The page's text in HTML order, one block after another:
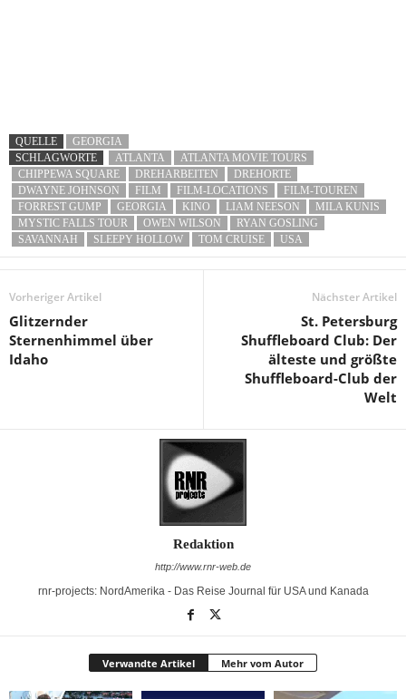
QUELLE
GEORGIA
SCHLAGWORTE
ATLANTA
ATLANTA MOVIE TOURS
CHIPPEWA SQUARE
DREHARBEITEN
DREHORTE
DWAYNE JOHNSON
FILM FILM-LOCATIONS
FILM-TOUREN
FORREST GUMP
GEORGIA KINO LIAM NEESON
MILA KUNIS
MYSTIC FALLS TOUR
OWEN WILSON
RYAN GOSLING
SAVANNAH
SLEEPY HOLLOW TOM CRUISE USA
Vorheriger Artikel
Glitzernder
Sternenhimmel über
Idaho
Nächster Artikel
St. Petersburg
Shuffleboard Club: Der
älteste und größte
Shuffleboard-Club der
Welt
Redaktion
http://www.rnr-web.de
rnr-projects: NordAmerika - Das Reise Journal für USA und Kanada
Verwandte Artikel Mehr vom Autor